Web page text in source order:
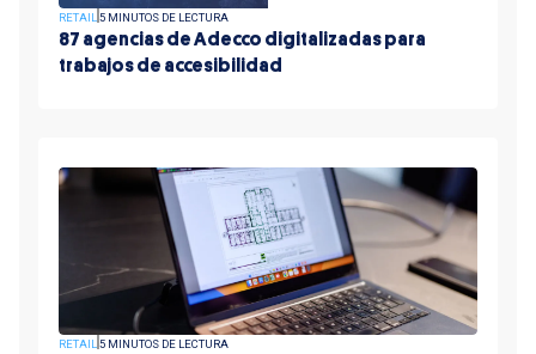
RETAIL 5 MINUTOS DE LECTURA
87 agencias de Adecco digitalizadas para
trabajos de accesibilidad
RETAIL 5 MINUTOS DE LECTURA